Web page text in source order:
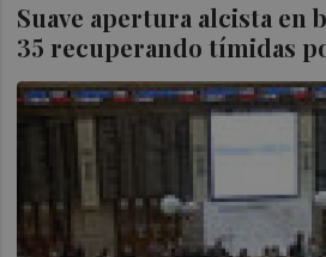
Suave apertura alcista en
35 recuperando tímidas